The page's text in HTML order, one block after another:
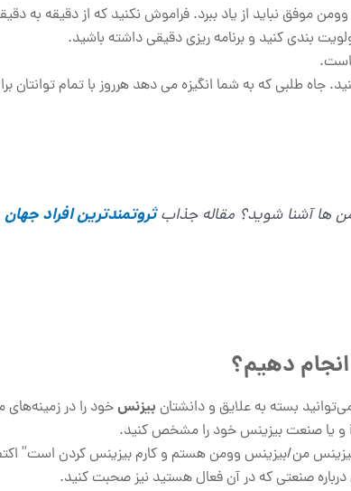
موفق نباید از یاد ببرد. فراموش نکنید که از دقیقه به
بندی کنید و برنامه ریزی دقیقی داشته باشید.
است.
جاه طلبی که به شما انگیزه می دهد هرروز با تمام توانتان
ها آشنا شوید؟ مقاله جذابثروتمندترین افراد جهان
دهیم؟
بسته به علایق و دانشتان بیزنسخود را در زمینه‌های
من/بیزینس وومن هستم و کارم بیزینس کردن است”
صنعتی که در آن فعال هستید نیز صحبت کنید.